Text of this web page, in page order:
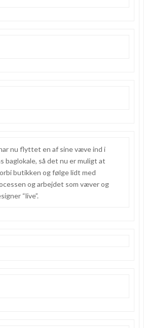
nu flyttet en af sine væve ind i
baglokale, så det nu er muligt at
butikken og følge lidt med
og arbejdet som væver og
“live”.